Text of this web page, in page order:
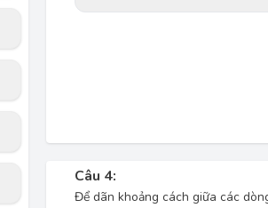
Câu 4:
Để dãn khoảng cách giữa các